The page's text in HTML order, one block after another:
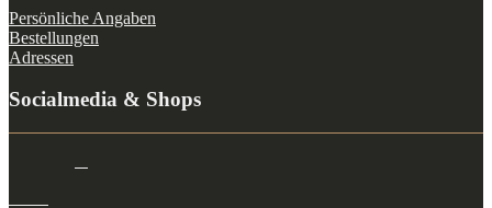
Persönliche Angaben
Bestellungen
Adressen
Socialmedia & Shops